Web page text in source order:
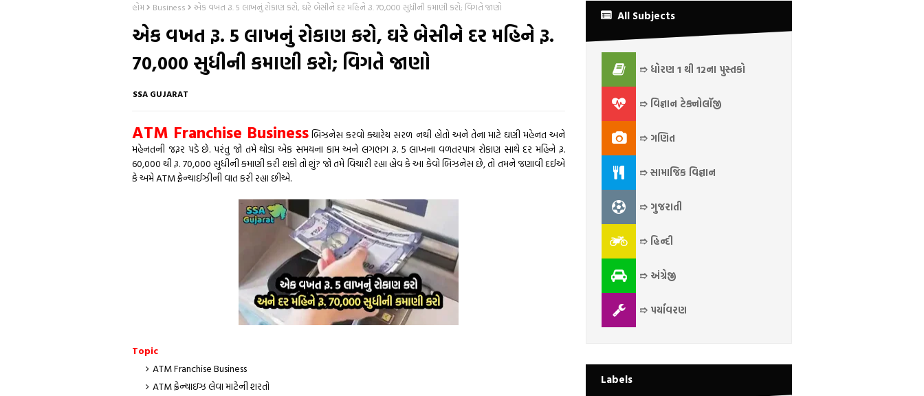
હોમ Business એક વખત રૂ. 5 લાખનું રોકાણ કરો, ઘરે બેસીને દર મહિને રૂ. 70,000 સુધીની કમાણી કરો; વિગતે જાણો
એક વખત રૂ. 5 લાખનું રોકાણ કરો, ઘરે બેસીને દર મહિને રૂ.
70,000 સુધીની કમાણી કરો; વિગતે જાણો
SSA GUJARAT
ATM Franchise Businessબિઝનેસ કરવો ક્યારેય સરળ નથી હોતો અને તેના માટે ઘણી મહેનત અને
મહેનતની જરૂર પડે છે. પરંતુ જો તમે થોડા એક સમયના કામ અને લગભગ રૂ. 5 લાખના વળતરપાત્ર રોકાણ સાથે દર મહિને રૂ.
60,000 થી રૂ. 70,000 સુધીની કમાણી કરી શકો તો શું? જો તમે વિચારી રહ્યા હોવ કે આ કેવો બિઝનેસ છે, તો તમને જણાવી દઈએ
કે અમે ATM ફ્રેન્ચાઈઝીની વાત કરી રહ્યા છીએ.
Topic
ATM Franchise Business
ATM ફ્રેન્ચાઇઝ લેવા માટેની શરતો
All Subjects
➱ ધોરણ 1 થી 12ના પુસ્તકો
➱ વિજ્ઞાન ટેક્નોલૉજી
➱ ગણિત
➱ સામાજિક વિજ્ઞાન
➱ ગુજરાતી
➱ હિન્દી
➱ અંગ્રેજી
➱ પર્યાવરણ
Labels